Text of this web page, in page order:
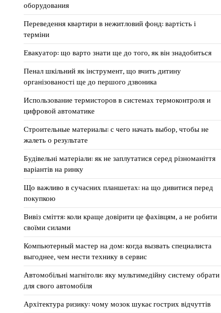
оборудования
Переведення квартири в нежитловий фонд: вартість і
терміни
Евакуатор: що варто знати ще до того, як він знадобиться
Пенал шкільний як інструмент, що вчить дитину
організованості ще до першого дзвоника
Использование термисторов в системах термоконтроля и
цифровой автоматике
Строительные материалы: с чего начать выбор, чтобы не
жалеть о результате
Будівельні матеріали: як не заплутатися серед різноманіття
варіантів на ринку
Що важливо в сучасних планшетах: на що дивитися перед
покупкою
Вивіз сміття: коли краще довірити це фахівцям, а не робити
своїми силами
Компьютерный мастер на дом: когда вызвать специалиста
выгоднее, чем нести технику в сервис
Автомобільні магнітоли: яку мультимедійну систему обрати
для свого автомобіля
Архітектура ризику: чому мозок шукає гострих відчуттів